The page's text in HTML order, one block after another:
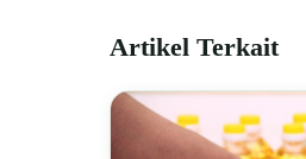
Artikel Terkait